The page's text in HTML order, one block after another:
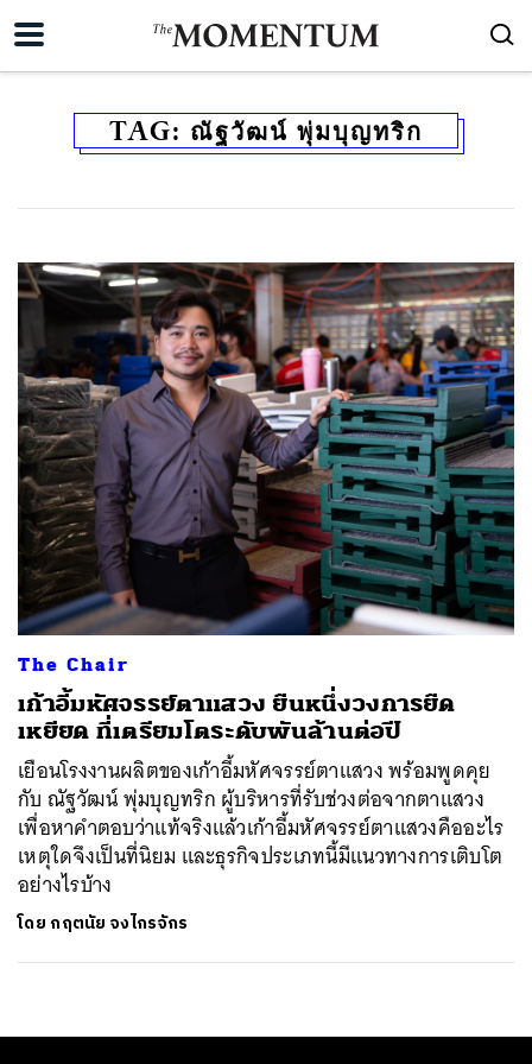
TAG: ณัฐวัฒน์ พุ่มบุญทริก
The Chair
เก้าอี้มหัศจรรย์ตาแสวง ยืนหนึ่งวงการยืด
เหยียด ที่เตรียมโตระดับพันล้านต่อปี
เยือนโรงงานผลิตของเก้าอี้มหัศจรรย์ตาแสวง พร้อมพูดคุย
กับ ณัฐวัฒน์ พุ่มบุญทริก ผู้บริหารที่รับช่วงต่อจากตาแสวง
เพื่อหาคำตอบว่าแท้จริงแล้วเก้าอี้มหัศจรรย์ตาแสวงคืออะไร
เหตุใดจึงเป็นที่นิยม และธุรกิจประเภทนี้มีแนวทางการเติบโต
อย่างไรบ้าง
โดย กฤตนัย จงไกรจักร
ค้นหา
SHARE TWEET LINE EMAIL